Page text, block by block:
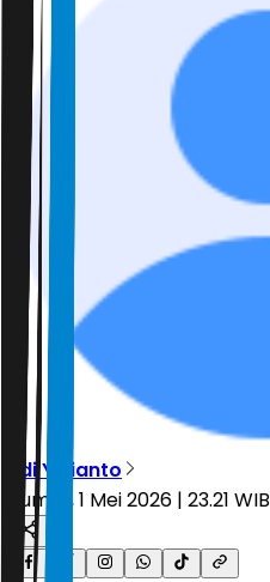
Edi Yulianto
Jumat, 1 Mei 2026 | 23.21 WIB